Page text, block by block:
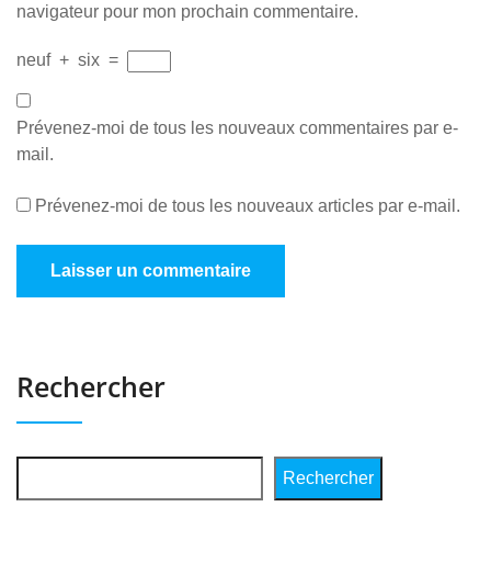
navigateur pour mon prochain commentaire.
neuf + six =
Prévenez-moi de tous les nouveaux commentaires par e-
mail.
Prévenez-moi de tous les nouveaux articles par e-mail.
Rechercher
Rechercher